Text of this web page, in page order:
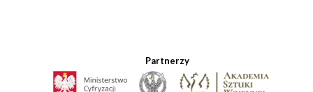
Partnerzy